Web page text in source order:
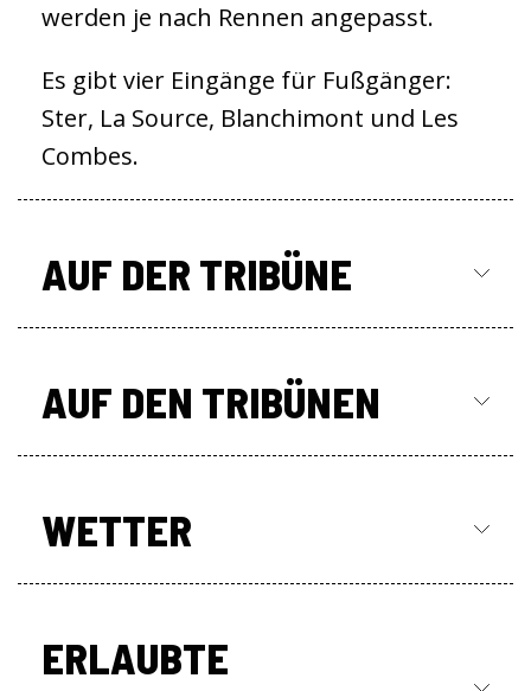
werden je nach Rennen angepasst.
Es gibt vier Eingänge für Fußgänger:
Ster, La Source, Blanchimont und Les
Combes.
AUF DER TRIBÜNE
AUF DEN TRIBÜNEN
WETTER
ERLAUBTE